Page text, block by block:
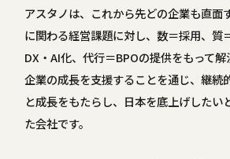
アスタノは、これから先どの企業も直面
に関わる経営課題に対し、数＝採用、質
DX・AI化、代行＝BPOの提供をもって
企業の成長を支援することを通じ、継続
と成長をもたらし、日本を底上げしたい
た会社です。